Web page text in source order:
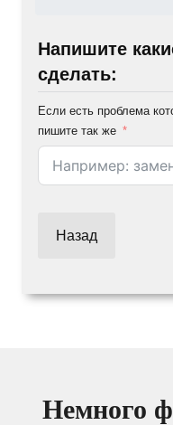
Напишите
сделать:
Если есть проблема
пишите так же
Назад
Немного